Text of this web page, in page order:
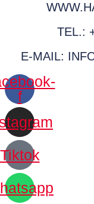
TEL.:
E-MAIL:
f
Tiktok